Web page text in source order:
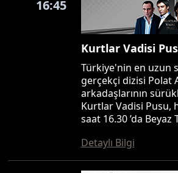
16:45
Kurtlar Vadisi
Türkiye'nin en uzun
gerçekçi dizisi Polat
arkadaşlarının
Kurtlar Vadisi Pusu,
saat 16.30 ’da Beyaz
Detaylı Bilgi